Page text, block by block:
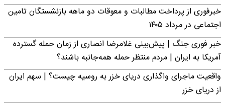
خبرفوری از پرداخت مطالبات و معوقات دو ماهه بازنشستگان تامین
اجتماعی در مرداد ۱۴۰۵
خبر فوری جنگ | پیش‌بینی غلامرضا انصاری از زمان حمله گسترده
آمریکا به ایران | مردم منتظر حمله همه‌جانبه باشند؟
واقعیت ماجرای واگذاری دریای خزر به روسیه چیست؟ | سهم ایران
از دریای خزر